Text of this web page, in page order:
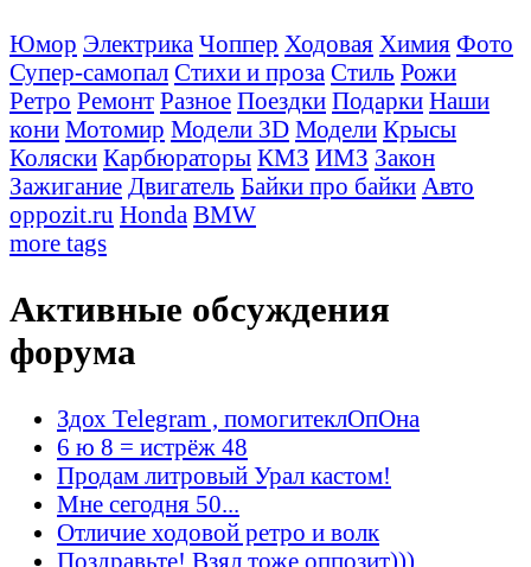
Юмор Электрика Чоппер Ходовая Химия Фото
Супер-самопал Стихи и проза Стиль Рожи
Ретро Ремонт Разное Поездки Подарки Наши
кони Мотомир Модели 3D Модели Крысы
Коляски Карбюраторы КМЗ ИМЗ Закон
Зажигание Двигатель Байки про байки Авто
oppozit.ru Honda BMW
more tags
Активные обсуждения
форума
Здох Telegram , помогитеклОпОна
6 ю 8 = истрёж 48
Продам литровый Урал кастом!
Мне сегодня 50...
Отличие ходовой ретро и волк
Поздравьте! Взял тоже оппозит)))